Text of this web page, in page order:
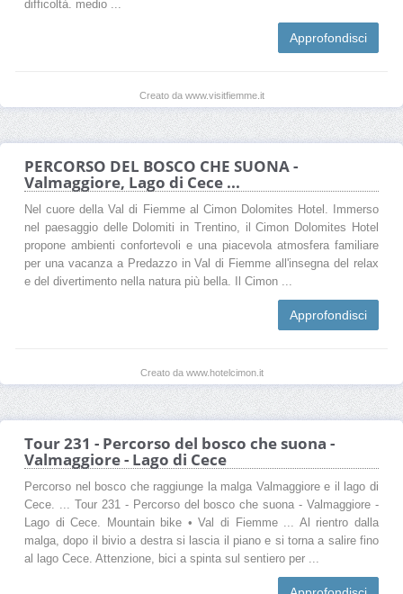
difficoltà. medio ...
Approfondisci
Creato da www.visitfiemme.it
PERCORSO DEL BOSCO CHE SUONA -
Valmaggiore, Lago di Cece ...
Nel cuore della Val di Fiemme al Cimon Dolomites Hotel. Immerso
nel paesaggio delle Dolomiti in Trentino, il Cimon Dolomites Hotel
propone ambienti confortevoli e una piacevola atmosfera familiare
per una vacanza a Predazzo in Val di Fiemme all'insegna del relax
e del divertimento nella natura più bella. Il Cimon ...
Approfondisci
Creato da www.hotelcimon.it
Tour 231 - Percorso del bosco che suona -
Valmaggiore - Lago di Cece
Percorso nel bosco che raggiunge la malga Valmaggiore e il lago di
Cece. ... Tour 231 - Percorso del bosco che suona - Valmaggiore -
Lago di Cece. Mountain bike • Val di Fiemme ... Al rientro dalla
malga, dopo il bivio a destra si lascia il piano e si torna a salire fino
al lago Cece. Attenzione, bici a spinta sul sentiero per ...